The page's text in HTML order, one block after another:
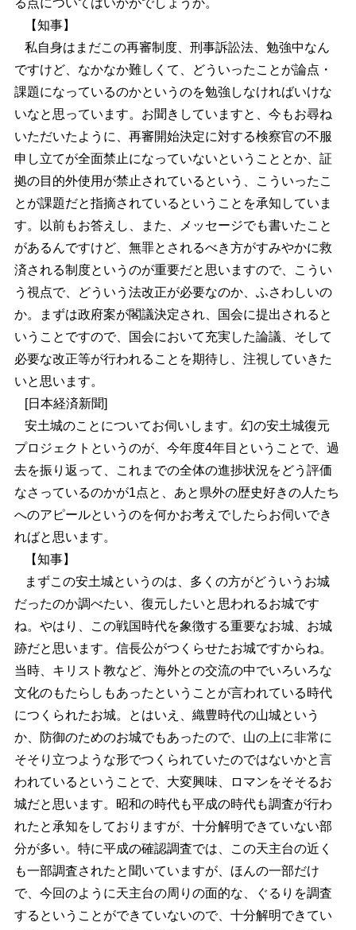
る点についてはいかがでしょうか。
【知事】
私自身はまだこの再審制度、刑事訴訟法、勉強中なん
ですけど、なかなか難しくて、どういったことが論点・
課題になっているのかというのを勉強しなければいけな
いなと思っています。お聞きしていますと、今もお尋ね
いただいたように、再審開始決定に対する検察官の不服
申し立てが全面禁止になっていないということとか、証
拠の目的外使用が禁止されているという、こういったこ
とが課題だと指摘されているということを承知していま
す。以前もお答えし、また、メッセージでも書いたこと
があるんですけど、無罪とされるべき方がすみやかに救
済される制度というのが重要だと思いますので、こうい
う視点で、どういう法改正が必要なのか、ふさわしいの
か。まずは政府案が閣議決定され、国会に提出されると
いうことですので、国会において充実した論議、そして
必要な改正等が行われることを期待し、注視していきた
いと思います。
[日本経済新聞]
安土城のことについてお伺いします。幻の安土城復元
プロジェクトというのが、今年度4年目ということで、過
去を振り返って、これまでの全体の進捗状況をどう評価
なさっているのかが1点と、あと県外の歴史好きの人たち
へのアピールというのを何かお考えでしたらお伺いでき
ればと思います。
【知事】
まずこの安土城というのは、多くの方がどういうお城
だったのか調べたい、復元したいと思われるお城です
ね。やはり、この戦国時代を象徴する重要なお城、お城
跡だと思います。信長公がつくらせたお城ですからね。
当時、キリスト教など、海外との交流の中でいろいろな
文化のもたらしもあったということが言われている時代
につくられたお城。とはいえ、織豊時代の山城という
か、防御のためのお城でもあったので、山の上に非常に
そそり立つような形でつくられていたのではないかと言
われているということで、大変興味、ロマンをそそるお
城だと思います。昭和の時代も平成の時代も調査が行わ
れたと承知をしておりますが、十分解明できていない部
分が多い。特に平成の確認調査では、この天主台の近く
も一部調査されたと聞いていますが、ほんの一部だけ
で、今回のように天主台の周りの面的な、ぐるりを調査
するということができていないので、十分解明できてい